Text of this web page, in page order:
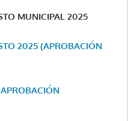
MUNICIPAL 2025
2025 (APROBACIÓN